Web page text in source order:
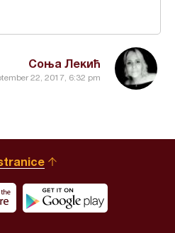
Соња Лекић
22, 2017, 6:32 pm